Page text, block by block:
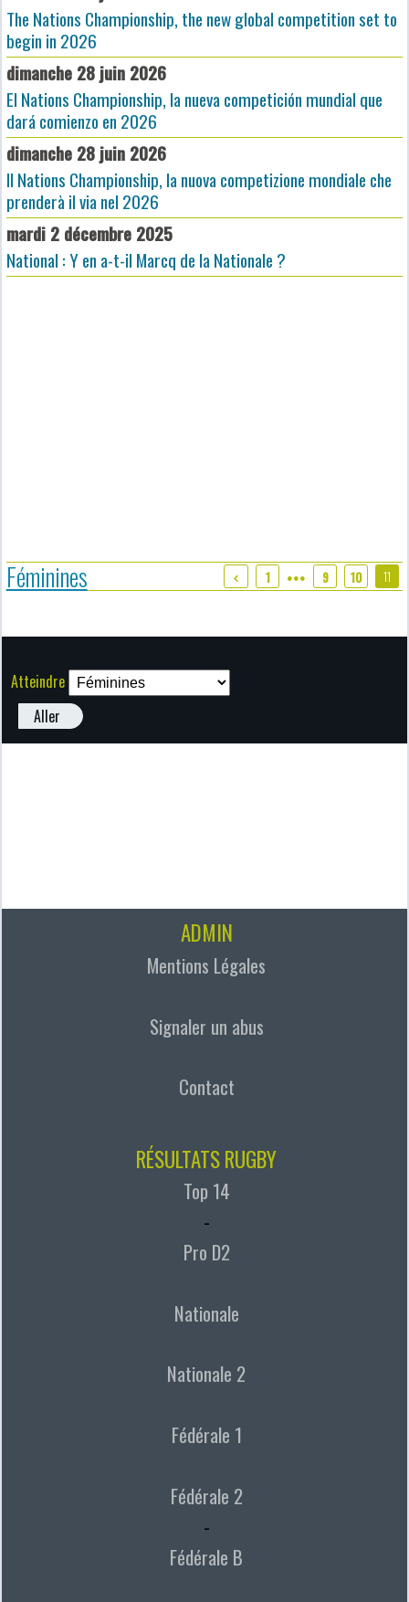
The Nations Championship, the new global competition set to
begin in 2026
dimanche 28 juin 2026
El Nations Championship, la nueva competición mundial que
dará comienzo en 2026
dimanche 28 juin 2026
Il Nations Championship, la nuova competizione mondiale che
prenderà il via nel 2026
mardi 2 décembre 2025
National : Y en a-t-il Marcq de la Nationale ?
Féminines 1 ●●● 9 10 11
Atteindre
Aller
ADMIN
Mentions Légales
Signaler un abus
Contact
RÉSULTATS RUGBY
Top 14
-
Pro D2
Nationale
Nationale 2
Fédérale 1
Fédérale 2
-
Fédérale B